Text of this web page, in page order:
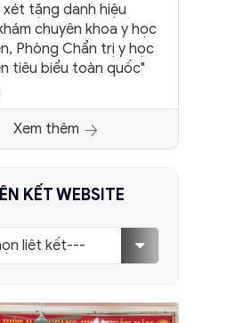
xét tặng danh hiệu
chuyên khoa y học
Phòng Chẩn trị y học
tiêu biểu toàn quốc"
Xem thêm
KẾT WEBSITE